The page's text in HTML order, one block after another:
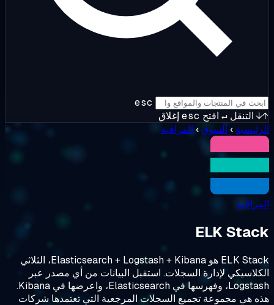
esc
↵افتحescإغلاق
السوق›المراقبة
ELK
ELK Stack هو Elasticsearch + Logstash + Kibana، الثلاثي
لإدارة السجلات. استقبل البيانات من أي مصدر عبر
Logstash، وفهرسها في Elasticsearch، واعرضها في Kibana.
تجميع السجلات المرجعية التي تعتمدها شركات